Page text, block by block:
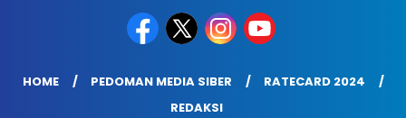
HOME PEDOMAN MEDIA SIBER
RATECARD 2024
REDAKSI